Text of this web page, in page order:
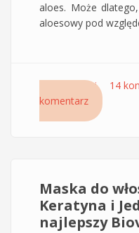
aloes. Może
aloesowy pod
Czytaj dalejwpis14
komentarz
Maska do
Keratyna i
najlepszy